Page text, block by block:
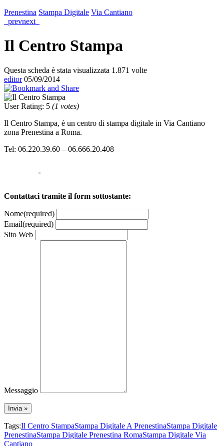
Prenestina Stampa Digitale Via Cantiano
prevnext
Il Centro Stampa
Questa scheda è stata visualizzata 1.871 volte
editor 05/09/2014
User Rating: 5 (1 votes)
Il Centro Stampa, è un centro di stampa digitale in Via Cantiano
zona Prenestina a Roma.
Tel: 06.220.39.60 – 06.666.20.408
Contattaci tramite il form sottostante:
Nome(required)
Email(required)
Sito Web
Messaggio
Tags:Il Centro StampaStampa Digitale A PrenestinaStampa Digitale
PrenestinaStampa Digitale Prenestina RomaStampa Digitale Via
Cantiano